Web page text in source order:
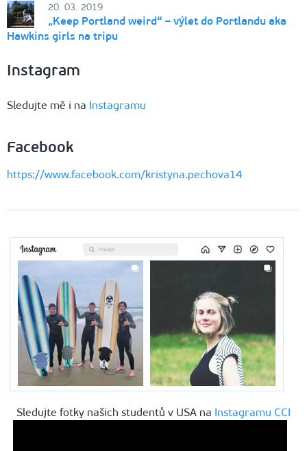
20. 03. 2019
„Keep Portland weird“ – výlet do Portlandu aka
Hawkins girls na tripu
Instagram
Sledujte mě i na Instagramu
Facebook
https://www.facebook.com/kristyna.pechova14
Sledujte fotky našich studentů v USA na Instagramu CCI